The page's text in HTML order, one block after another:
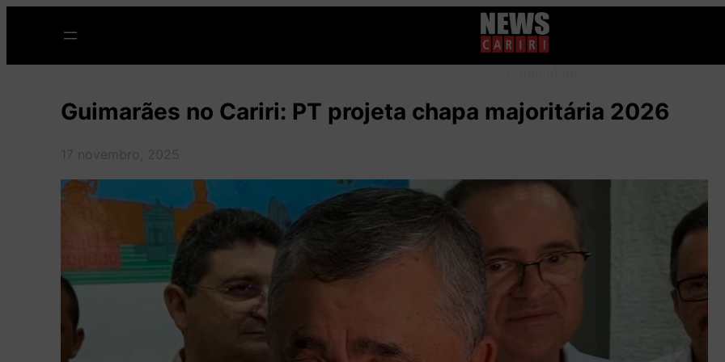
o
Guimarães no Cariri: PT projeta chapa majoritária 2026
17 novembro, 2025